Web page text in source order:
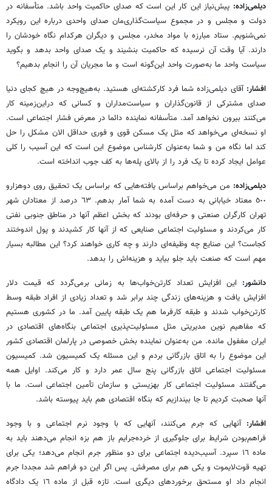
دیلمی‌زاده: پیش‌نیاز این کار این است که صدای حاکمیت واحد باشد. متأسفانه در
دولت و مجلس و در مجموع سیاست‌گذاری‌مان صدای واحدی درباره این رویکرد
نمی‌شنویم. ستاد مبارزه با مواد مخدر، مجلس و دیگران هرکدام نگاه خودشان را
دارند. آیا وقت آن نرسیده که حاکمیت بنشیند و یک صدای واحد بدهد و بگوید
سیاست واحد ما به‌صورت واحد این‌گونه است و ما مجریان آن را انجام بدهیم؟
افشار: آقای دیلمی‌زاده شما فرد کارکشته‌ای هستید. به‌هیچ‌وجه در هیچ کجای دنیا
صدای مشترکی از قانون‌گذاران و سیاست‌مداران و کسانی که دراین‌زمینه کار
می‌کنند بیرون نخواهد آمد. متأسفانه نماینده دائما در معرض فشار اجتماعی است.
او نسخه‌ای می‌خواهد که مثل یک مسکن قوی و فوری حداقل الان مشکل را حل
کند اما نگاه من و شما به‌عنوان کارشناس موضوع این است که این آسیب را کلی
عوامل ایجاد کرده تا یک فرد را از بالای پله‌ها به کف جوب انداخته است.
دیلمی‌زاده: من می‌خواهم براساس یافته‌هایی که براساس یک تحقیق روی دوهزارو
٥٠٠ معتاد خیابانی به دست آمده به شما آمار بدهم. ٦٣ درصد از معتادان شهر
تهران کارگران صنعتی و حرفه‌ای بودند که بخش اعظم آنها در مناطق جنوبی نفتی
کار می‌کردند و مسئولیت اجتماعی صنایعی که از آنها کار کشیدند و پول اندوختند
کجاست‌؟ این صنایع چه وظیفه‌ای دارند و چه کاری خواهند کرد؟ این مطالبه بسیار
مهم است که صنعت باید جلو بیاید و هزینه‌اش را بدهد.
دانشور: این افزایش تعداد کارتن‌خواب‌ها به زمانی برمی‌گردد که قیمت دلار
افزایش یافت و هزینه‌های زندگی چند برابر شد و تعداد زیادی از افراد طبقه وسط
کارتن‌خواب شدند و طبقه کارفرما هم یک طبقه پایین آمد. ما در کشوری هستیم
که مفاهیم نوین مدیریتی مثل مسئولیت‌پذیری اجتماعی بنگاه‌های اقتصادی در
ایران مغفول مانده. من به‌عنوان نماینده بخش خصوصی در پارلمان اقتصادی کشور
این موضوع را به اتاق بازرگانی بردم و این مسئله یک کمیسیون شد. کمیسیون
مسئولیت اجتماعی اتاق بازرگانی پنج سال عمر دارد و کار می‌کند. اوایل همه
می‌گفتند مسئولیت اجتماعی کار بهزیستی و سازمان تأمین اجتماعی است. ما با
آنها صحبت کردیم تا جا بیندازیم که بنگاه اقتصادی هم باید پیوسته باشد.
افشار:آنهایی که جرم می‌کنند، آنهایی که با وجود نرم اجتماعی و با وجود
فراهم‌بودن شرایط برای جلوگیری از خرده‌جرایم باز هم بزه انجام می‌دهند باید به
ماده ١٦ سپرد. آسیب‌دیده اجتماعی برای دو منظور جرم انجام می‌دهد؛ یکی برای
تهیه قوت‌لایموت و یکی هم برای مصرفش. پس اگر این دو فراهم شد مجددا جرم
انجام داد او مستحق برخوردهای دیگری است. تازه قبل از ماده ١٦ یک دادگاه